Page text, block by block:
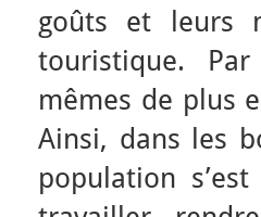
goûts et leurs
touristique.
mêmes de plus
Ainsi, dans les
population